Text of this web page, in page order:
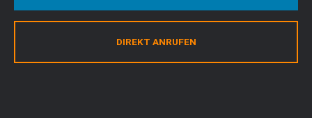
Cum sociis natoque penatibus et magnis dis
parturient montes, nascetur ridiculus mus. Donec
quam felis, ultricies nec.DIREKT ANRUFEN